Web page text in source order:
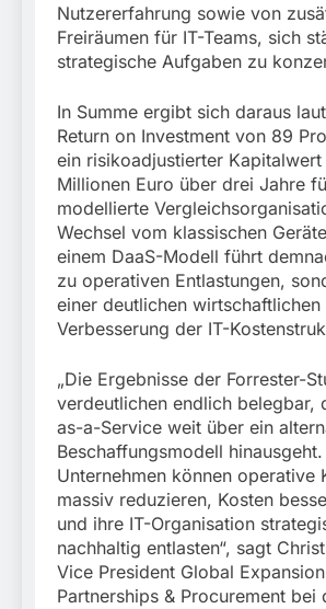
Nutzererfahrung sowie von
Freiräumen für IT-Teams, sich
strategische Aufgaben zu
In Summe ergibt sich daraus
Return on Investment von 89
ein risikoadjustierter Kapitalwert
Millionen Euro über drei Jahre
modellierte
Wechsel vom klassischen
einem DaaS-Modell führt
zu operativen Entlastungen,
einer deutlichen wirtschaftlichen
Verbesserung der IT-
„Die Ergebnisse der Forrester-
verdeutlichen endlich belegbar,
as-a-Service weit über ein
Beschaffungsmodell hinausgeht.
Unternehmen können operative
massiv reduzieren, Kosten
und ihre IT-Organisation
nachhaltig entlasten“, sagt
Vice President Global
Partnerships & Procurement bei